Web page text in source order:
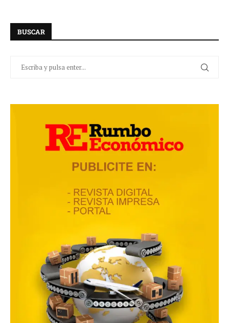
BUSCAR